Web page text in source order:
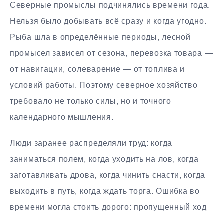
Северные промыслы подчинялись времени года.
Нельзя было добывать всё сразу и когда угодно.
Рыба шла в определённые периоды, лесной
промысел зависел от сезона, перевозка товара —
от навигации, солеварение — от топлива и
условий работы. Поэтому северное хозяйство
требовало не только силы, но и точного
календарного мышления.
Люди заранее распределяли труд: когда
заниматься полем, когда уходить на лов, когда
заготавливать дрова, когда чинить снасти, когда
выходить в путь, когда ждать торга. Ошибка во
времени могла стоить дорого: пропущенный ход